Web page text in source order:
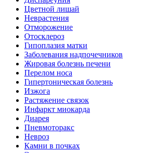
Цветной лишай
Неврастения
Отморожение
Отосклероз
Гипоплазия матки
Заболевания надпочечников
Жировая болезнь печени
Перелом носа
Гипертоническая болезнь
Изжога
Растяжение связок
Инфаркт миокарда
Диарея
Пневмоторакс
Невроз
Камни в почках